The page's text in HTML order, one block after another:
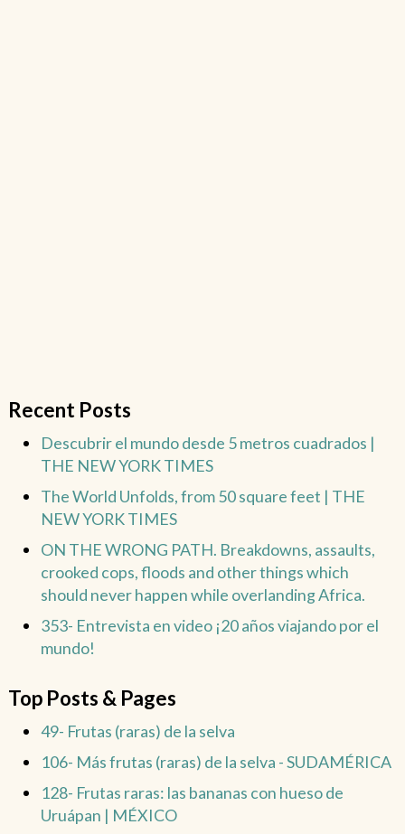
Recent Posts
Descubrir el mundo desde 5 metros cuadrados |
THE NEW YORK TIMES
The World Unfolds, from 50 square feet | THE
NEW YORK TIMES
ON THE WRONG PATH. Breakdowns, assaults,
crooked cops, floods and other things which
should never happen while overlanding Africa.
353- Entrevista en video ¡20 años viajando por el
mundo!
Top Posts & Pages
49- Frutas (raras) de la selva
106- Más frutas (raras) de la selva - SUDAMÉRICA
128- Frutas raras: las bananas con hueso de
Uruápan | MÉXICO